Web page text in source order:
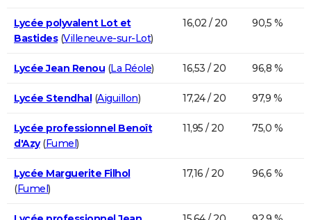
Lycée polyvalent Lot et
Bastides(Villeneuve-sur-Lot)
16,02 / 20 90,5 %
Lycée Jean Renou (La Réole) 16,53 / 20 96,8 %
Lycée Stendhal(Aiguillon) 17,24 / 20 97,9 %
Lycée professionnel Benoît
d'Azy(Fumel)
11,95 / 20 75,0 %
Lycée Marguerite Filhol
(Fumel)
17,16 / 20 96,6 %